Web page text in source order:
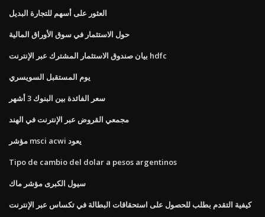
العثور على أسهم للتجارة البديل
حول الاستثمار في سوق الأوراق المالية
بيان صندوق الاستثمار المشترك عبر الإنترنت hdfc
يوم المستقبل السويسري
سعر الفائدة بين البنوك 3 أشهر
مجمعي القروض عبر الإنترنت في الهند
مؤشر msci acwi يعود
Tipo de cambio del dolar a pesos argentinos
سيول الكبرى مؤشر ماك
كيفية التقدم بطلب للحصول على استحقاقات البطالة في تكساس عبر الإنترنت